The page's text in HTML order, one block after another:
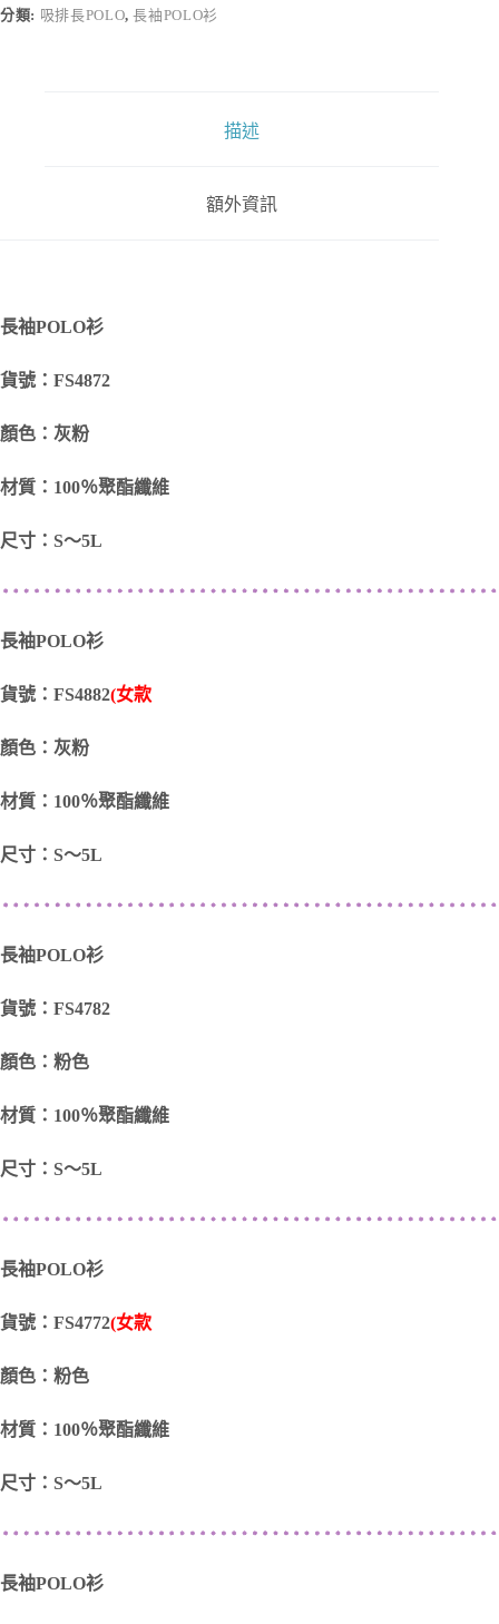
分類: 吸排長POLO,長袖POLO衫
描述
額外資訊
長袖POLO衫
貨號：FS4872
顏色：灰粉
材質：100％聚酯纖維
尺寸：S～5L
長袖POLO衫
貨號：FS4882(女款
顏色：灰粉
材質：100％聚酯纖維
尺寸：S～5L
長袖POLO衫
貨號：FS4782
顏色：粉色
材質：100％聚酯纖維
尺寸：S～5L
長袖POLO衫
貨號：FS4772(女款
顏色：粉色
材質：100％聚酯纖維
尺寸：S～5L
長袖POLO衫